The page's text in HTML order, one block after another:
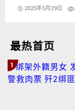
2025年5月29日
最热首页
1